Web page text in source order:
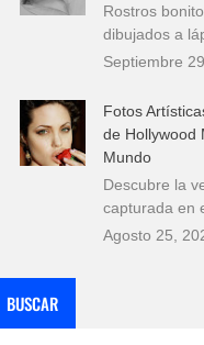
Rostros
dibujados a
Septiembre
Fotos
de Hollywood
Mundo
Descubre la
capturada en
Agosto 25,
BUSCAR